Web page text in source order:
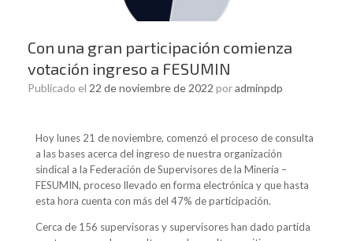
Con una gran participación comienza
votación ingreso a FESUMIN
Publicado el 22 de noviembre de 2022 poradminpdp
Hoy lunes 21 de noviembre, comenzó el proceso de consulta
a las bases acerca del ingreso de nuestra organización
sindical a la Federación de Supervisores de la Minería –
FESUMIN, proceso llevado en forma electrónica y que hasta
esta hora cuenta con más del 47% de participación.
Cerca de 156 supervisoras y supervisores han dado partida